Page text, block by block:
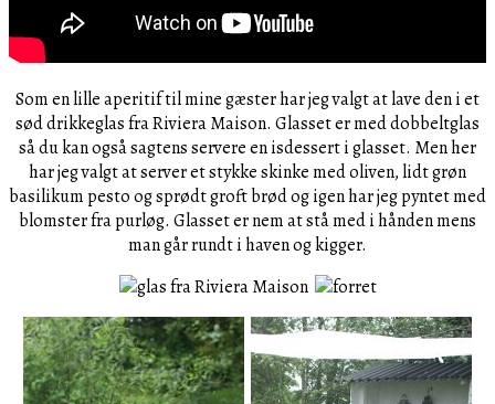
Som en lille aperitif til mine gæster har jeg valgt at lave den i et
sød drikkeglas fra Riviera Maison. Glasset er med dobbeltglas
så du kan også sagtens servere en isdessert i glasset. Men her
har jeg valgt at server et stykke skinke med oliven, lidt grøn
basilikum pesto og sprødt groft brød og igen har jeg pyntet med
blomster fra purløg. Glasset er nem at stå med i hånden mens
man går rundt i haven og kigger.